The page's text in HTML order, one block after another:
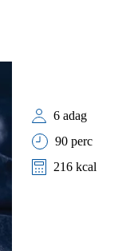
6 adag
90 perc
216 kcal